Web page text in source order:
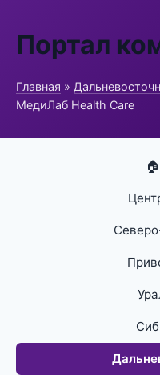
Портал
Главная »
МедиЛаб Health Care